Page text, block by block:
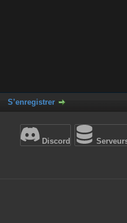
S’enregistrer
Discord